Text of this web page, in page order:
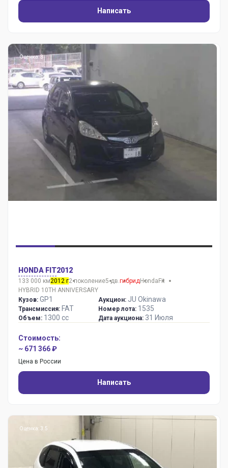
Написать
Оценка: 3
HONDA FIT2012
133 000 км2012 г2 поколение5 дв.гибридHonda Fit
HYBRID 10TH ANNIVERSARY
Кузов: GP1
Трансмиссия: FAT
Объем: 1300 сс
Аукцион: JU Okinawa
Номер лота: 1535
Дата аукциона: 31 Июля
Стоимость:
~ 671 366 ₽
Цена в России
Написать
Оценка: 3.5